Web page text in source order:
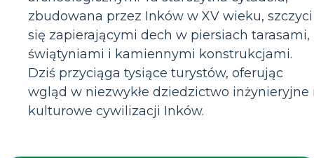
zbudowana przez Inków w XV wieku, szczyci
się zapierającymi dech w piersiach tarasami,
świątyniami i kamiennymi konstrukcjami.
Dziś przyciąga tysiące turystów, oferując
wgląd w niezwykłe dziedzictwo inżynieryjne
kulturowe cywilizacji Inków.